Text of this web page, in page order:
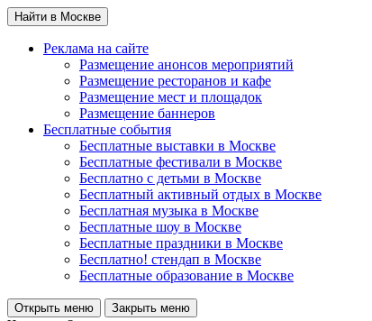
Найти в Москве
Реклама на сайте
Размещение анонсов мероприятий
Размещение ресторанов и кафе
Размещение мест и площадок
Размещение баннеров
Бесплатные события
Бесплатные выставки в Москве
Бесплатные фестивали в Москве
Бесплатно с детьми в Москве
Бесплатный активный отдых в Москве
Бесплатная музыка в Москве
Бесплатные шоу в Москве
Бесплатные праздники в Москве
Бесплатно! стендап в Москве
Бесплатные образование в Москве
Открыть меню Закрыть меню